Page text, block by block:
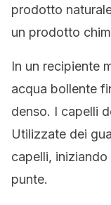
prodotto
un prodotto
In un recipiente
acqua bollente
denso. I capelli
Utilizzate dei
capelli,
punte.